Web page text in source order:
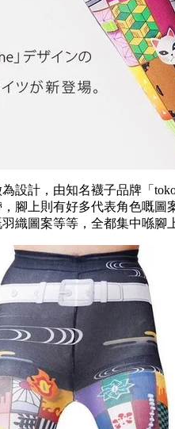
設計，由知名襪子品牌「
腳上則有好多代表角色嘅圖
織圖案等等，全都集中喺腳